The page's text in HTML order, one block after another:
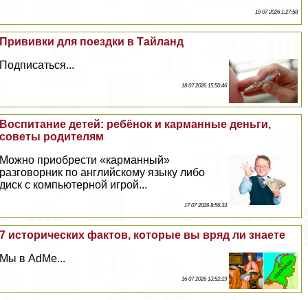
19 07 2026 1:27:58
Прививки для поездки в Тайланд
Подписаться...
18 07 2026 15:50:46
Воспитание детей: ребёнок и карманные деньги,
советы родителям
Можно приобрести «карманный»
разговорник по английскому языку либо
диск с компьютерной игрой...
17 07 2026 8:56:33
7 исторических фактов, которые вы вряд ли знаете
Мы в AdMe...
16 07 2026 13:52:19